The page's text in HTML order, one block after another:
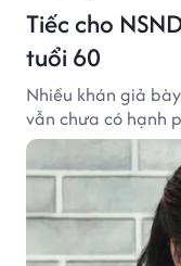
Tiếc cho
tuổi 60
Nhiều khán giả
vẫn chưa có hạnh